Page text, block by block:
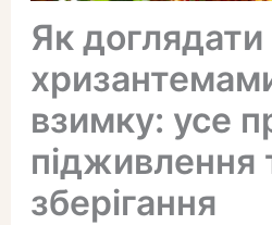
Як доглядати
взимку: усе
підживлення
зберігання